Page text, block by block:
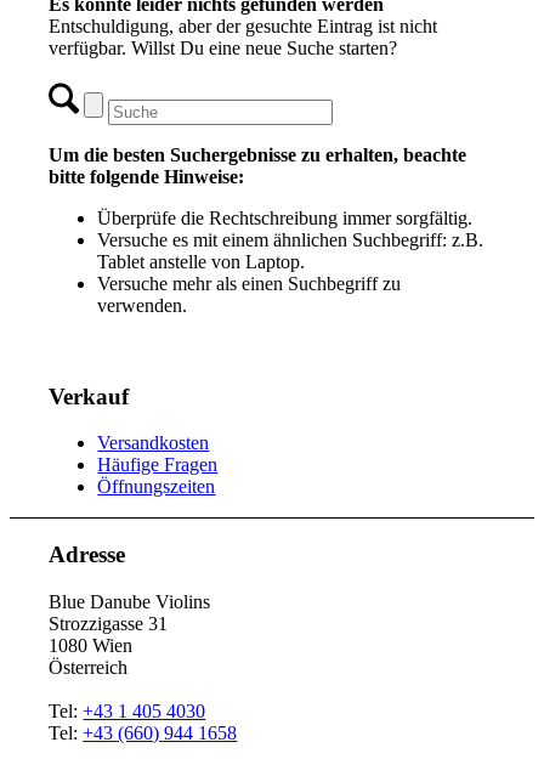
Entschuldigung, aber der gesuchte Eintrag ist nicht
verfügbar. Willst Du eine neue Suche starten?
Um die besten Suchergebnisse zu erhalten, beachte
bitte folgende Hinweise:
Überprüfe die Rechtschreibung immer sorgfältig.
Versuche es mit einem ähnlichen Suchbegriff: z.B.
Tablet anstelle von Laptop.
Versuche mehr als einen Suchbegriff zu
verwenden.
Verkauf
Versandkosten
Häufige Fragen
Öffnungszeiten
Adresse
Blue Danube Violins
Strozzigasse 31
1080 Wien
Österreich
Tel:+43 1 405 4030
Tel:+43 (660) 944 1658